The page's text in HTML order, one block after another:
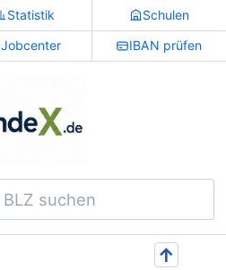
Statistik Schulen
Jobcenter IBAN prüfen
↑